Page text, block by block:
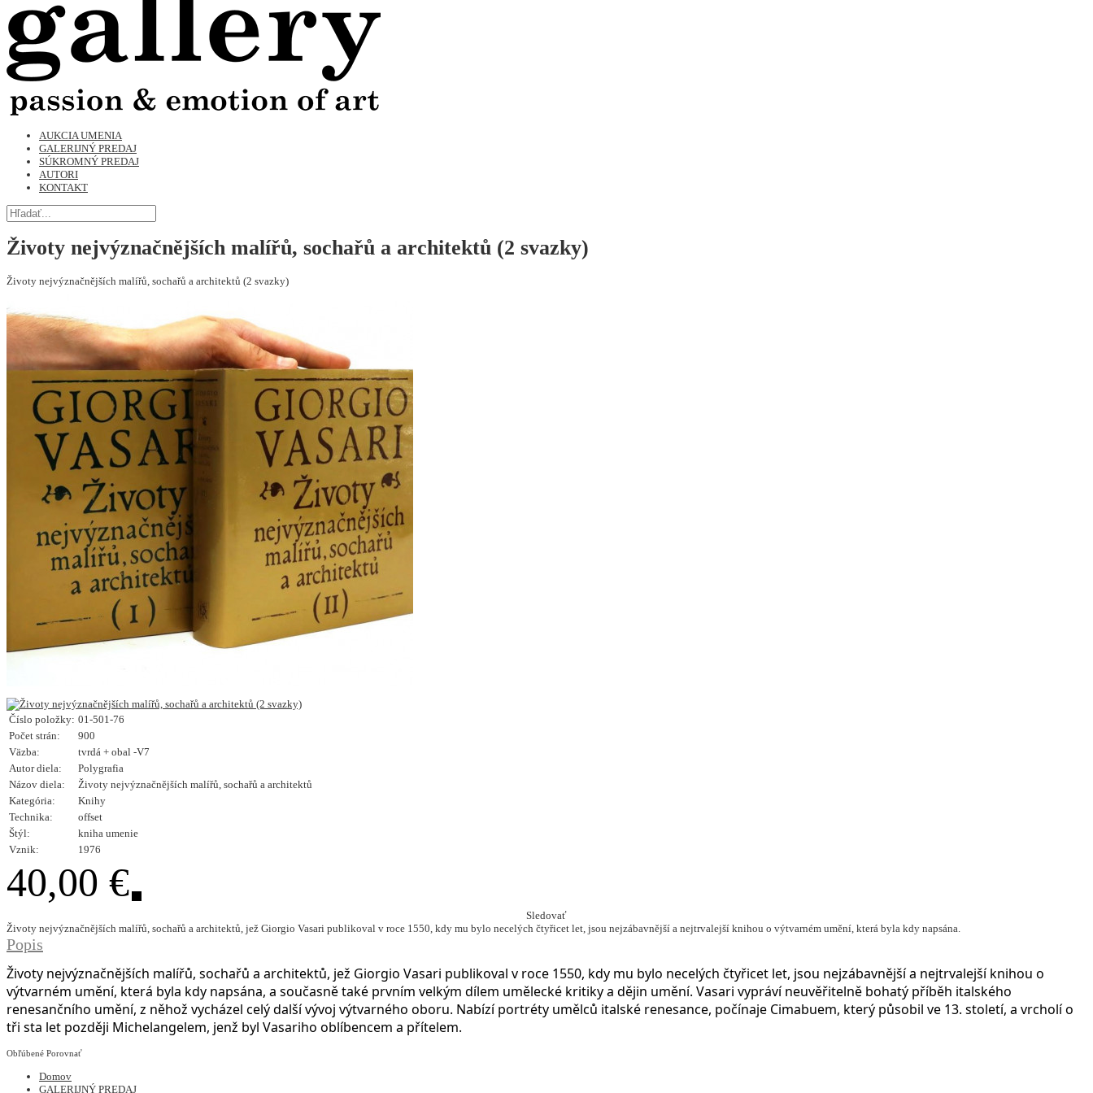
AUKCIA UMENIA
GALERIJNÝ PREDAJ
SÚKROMNÝ PREDAJ
AUTORI
KONTAKT
Životy nejvýznačnějších malířů, sochařů a architektů (2 svazky)
Životy nejvýznačnějších malířů, sochařů a architektů (2 svazky)
Číslo položky: 01-501-76
Počet strán:
900
Väzba:
tvrdá + obal -V7
Autor diela:
Polygrafia
Názov diela:
Životy nejvýznačnějších malířů, sochařů a architektů
Kategória:
Knihy
Technika:
offset
Štýl:
kniha umenie
Vznik:
1976
40,00 €
Sledovať
Životy nejvýznačnějších malířů, sochařů a architektů, jež Giorgio Vasari publikoval v roce 1550, kdy mu bylo necelých čtyřicet let, jsou nejzábavnější a nejtrvalejší knihou o výtvarném umění, která byla kdy napsána.
Popis
Životy nejvýznačnějších malířů, sochařů a architektů, jež Giorgio Vasari publikoval v roce 1550, kdy mu bylo necelých čtyřicet let, jsou nejzábavnější a nejtrvalejší knihou o
výtvarném umění, která byla kdy napsána, a současně také prvním velkým dílem umělecké kritiky a dějin umění. Vasari vypráví neuvěřitelně bohatý příběh italského
renesančního umění, z něhož vycházel celý další vývoj výtvarného oboru. Nabízí portréty umělců italské renesance, počínaje Cimabuem, který působil ve 13. století, a vrcholí o
tři sta let později Michelangelem, jenž byl Vasariho oblíbencem a přítelem.
Obľúbené Porovnať
Domov
GALERIJNÝ PREDAJ